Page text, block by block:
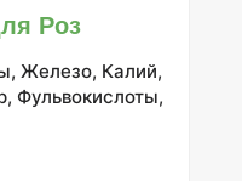
а
такие как
увеличению ее
Роз
Железо, Калий,
Фульвокислоты,